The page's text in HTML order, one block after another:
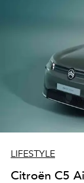
LIFESTYLE
Citroën C5